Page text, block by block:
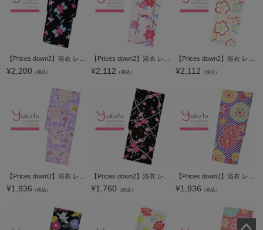
¥2,200 （税込） ¥2,112 （税込） ¥2,112 （税込）
¥1,936 （税込） ¥1,760 （税込） ¥1,936 （税込）